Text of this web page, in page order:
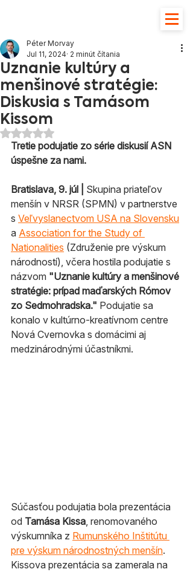
Uznanie kultúry a
menšinové stratégie:
Diskusia s Tamásom
Kissom
Péter Morvay
Jul 11, 2024 2 minút čítania
Hodnotenie NaN z 5 hviezdičiek.
Tretie podujatie zo série diskusií ASN
úspešne za nami.
Bratislava, 9. júl | Skupina priateľov
menšín v NRSR (SPMN) v partnerstve
s Veľvyslanectvom USA na Slovensku
a Association for the Study of
Nationalities (Združenie pre výskum
národností), včera hostila podujatie s
názvom "Uznanie kultúry a menšinové
stratégie: prípad maďarských Rómov
zo Sedmohradska." Podujatie sa
konalo v kultúrno-kreatívnom centre
Nová Cvernovka s domácimi aj
medzinárodnými účastníkmi.
Súčasťou podujatia bola prezentácia
od Tamása Kissa, renomovaného
výskumníka z Rumunského Inštitútu
pre výskum národnostných menšín.
Kissova prezentácia sa zamerala na